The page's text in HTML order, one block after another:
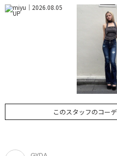
このスタッフのコー